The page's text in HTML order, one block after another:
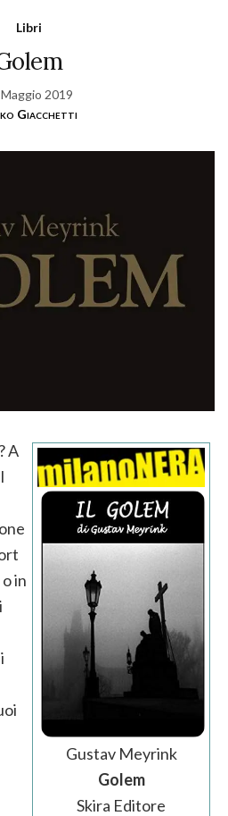
Libri
2019
Giacchetti
Gustav Meyrink
Golem
Skira Editore
A
in